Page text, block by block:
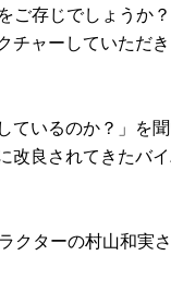
ご存じでしょう
チャーしていただ
ているのか？」を
良されてきたバ
クターの村山和実